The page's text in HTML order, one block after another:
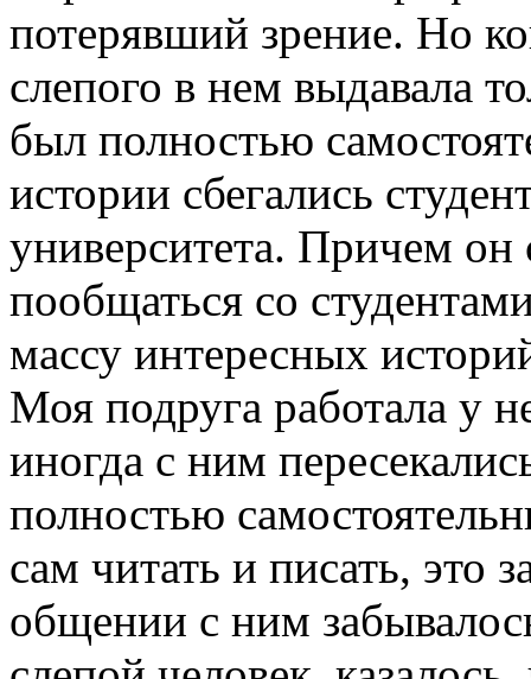
потерявший зрение. Но
слепого в нем выдавала
был полностью
истории сбегались
университета. Причем
пообщаться со
массу интересных
Моя подруга работала у
иногда с ним
полностью
сам читать и писать, это
общении с ним